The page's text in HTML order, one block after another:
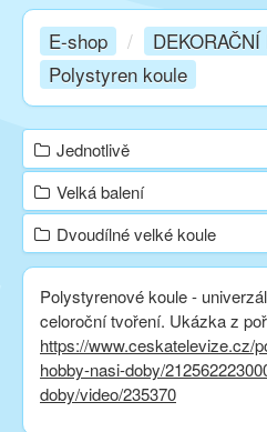
E-shop
Kurzy
Techniky
Inspirace
Kontakt
Facebook
E-shop / DEKORAČNÍ
Polystyren koule
Jednotlivě
Velká balení
Dvoudílné velké koule
Polystyrenové koule -
celoroční tvoření. Ukázka z
https://www.ceskatelevize.cz/
hobby-nasi-doby/
doby/video/235370